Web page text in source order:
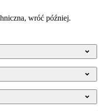
wróć później.